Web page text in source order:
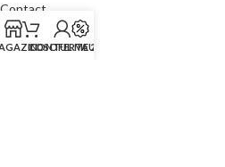
Contact
Despre noi
Contul meu
COS
CONTUL MEU
OFERTA 2024